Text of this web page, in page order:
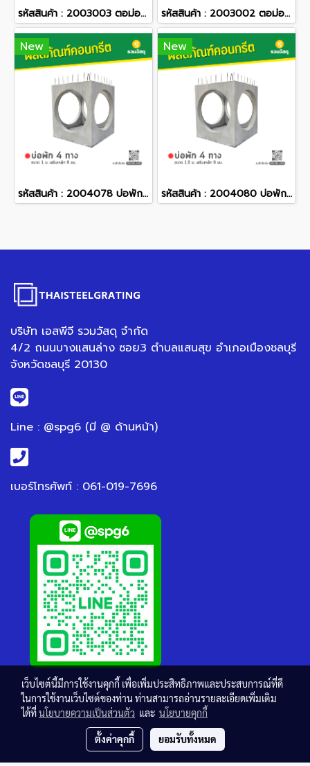
รหัสสินค้า : 2003003 ตอม่อ ขนาด : ฐานบน 0.40x0.40 ม. ฐานล่าง 0.80x0.80 ม. สูง 1.20 ม. เสา 9.00 เมตร รหัสสินค้า : 2003002 ตอม่อ ขนาด : ฐานบน 0.40x0.40 ม. ฐานล่าง 0.80x0.80 ม. สูง 1.00 ม. เสา 8.00 เมตร
New
รหัสสินค้า : 2004078 บ่อพักคอนกรีต 4 ทาง ขนาด 1 ม. เสริมเหล็ก 9 มม.
New
รหัสสินค้า : 2004080 บ่อพักคอนกรีต 4 ทาง ขนาด 1.5 ม. เสริมเหล็ก 9 มม.
บริษัท เอสพีจี รวมวัสดุ จำกัด
4/2 ถนนบางแสนล่าง ซอย3 ตำบลแสนสุข อำเภอเมืองชลบุรี
จังหวัดชลบุรี 20130
Line : @spg6 (มี @ ด้านหน้า)
เบอร์โทรศัพท์ : 061-019-7696
เว็บไซต์นี้มีการใช้งานคุกกี้ เพื่อเพิ่มประสิทธิภาพและประสบการณ์ที่ดี
ในการใช้งานเว็บไซต์ของท่าน ท่านสามารถอ่านรายละเอียดเพิ่มเติม
ได้ที่นโยบายความเป็นส่วนตัว และ นโยบายคุกกี้
ตั้งค่าคุกกี้ ยอมรับทั้งหมด